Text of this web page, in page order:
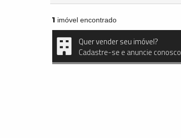
1 imóvel encontrado
Quer vender seu imóvel?
Cadastre-se e anuncie conosco